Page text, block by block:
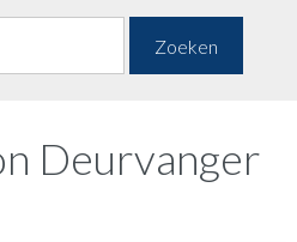
Zoeken
Deurvanger